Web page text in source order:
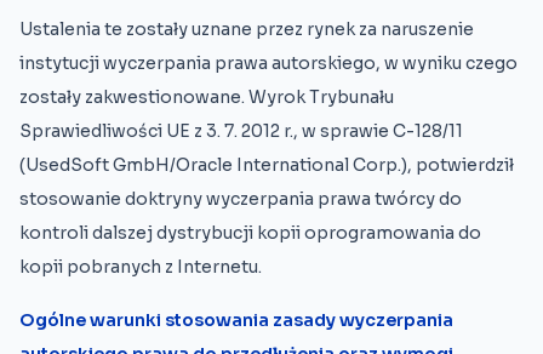
Ustalenia te zostały uznane przez rynek za naruszenie
instytucji wyczerpania prawa autorskiego, w wyniku czego
zostały zakwestionowane. Wyrok Trybunału
Sprawiedliwości UE z 3. 7. 2012 r., w sprawie C-128/11
(UsedSoft GmbH/Oracle International Corp.), potwierdził
stosowanie doktryny wyczerpania prawa twórcy do
kontroli dalszej dystrybucji kopii oprogramowania do
kopii pobranych z Internetu.
Ogólne warunki stosowania zasady wyczerpania